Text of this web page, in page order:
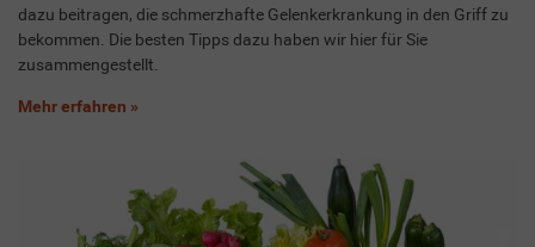
dazu beitragen, die schmerzhafte Gelenkerkrankung in den Griff zu
bekommen. Die besten Tipps dazu haben wir hier für Sie
zusammengestellt.
Mehr erfahren